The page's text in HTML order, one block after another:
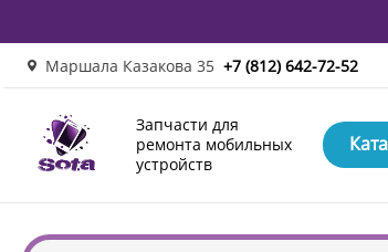
Маршала Казакова 35 +7 (812) 642-72-52
Запчасти для
ремонта мобильных
устройств